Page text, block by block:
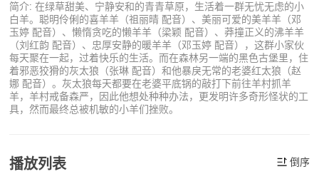
简介: 在绿草甜美、宁静安和的青青草原，生活着一群无忧无虑的小
白羊。聪明伶俐的喜羊羊（祖丽晴 配音）、美丽可爱的美羊羊（邓
玉婷 配音）、懒惰贪吃的懒羊羊（梁颖 配音）、莽撞正义的沸羊羊
（刘红韵 配音）、忠厚安静的暖羊羊（邓玉婷 配音），这群小家伙
每天聚在一起，过着快乐的生活。而在森林另一端的黑色古堡里，住
着邪恶狡猾的灰太狼（张琳 配音）和他暴戾无常的老婆红太狼（赵
娜 配音）。灰太狼每天都要在老婆平底锅的敲打下前往羊村抓羊
羊，羊村戒备森严，因此他想处种种办法，更发明许多奇形怪状的工
具，然而最终总被机敏的小羊们挫败。
播放列表 倒序